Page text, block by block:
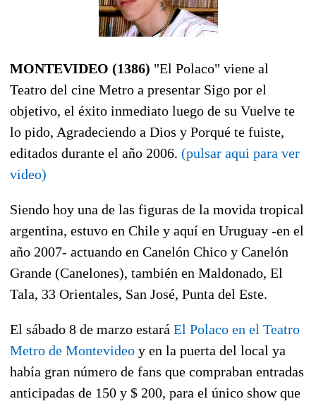
MONTEVIDEO (1386) "El Polaco" viene al
Teatro del cine Metro a presentar Sigo por el
objetivo, el éxito inmediato luego de su Vuelve te
lo pido, Agradeciendo a Dios y Porqué te fuiste,
editados durante el año 2006. (pulsar aqui para ver
video)
Siendo hoy una de las figuras de la movida tropical
argentina, estuvo en Chile y aquí en Uruguay -en el
año 2007- actuando en Canelón Chico y Canelón
Grande (Canelones), también en Maldonado, El
Tala, 33 Orientales, San José, Punta del Este.
El sábado 8 de marzo estará El Polaco en el Teatro
Metro de Montevideo y en la puerta del local ya
había gran número de fans que compraban entradas
anticipadas de 150 y $ 200, para el único show que